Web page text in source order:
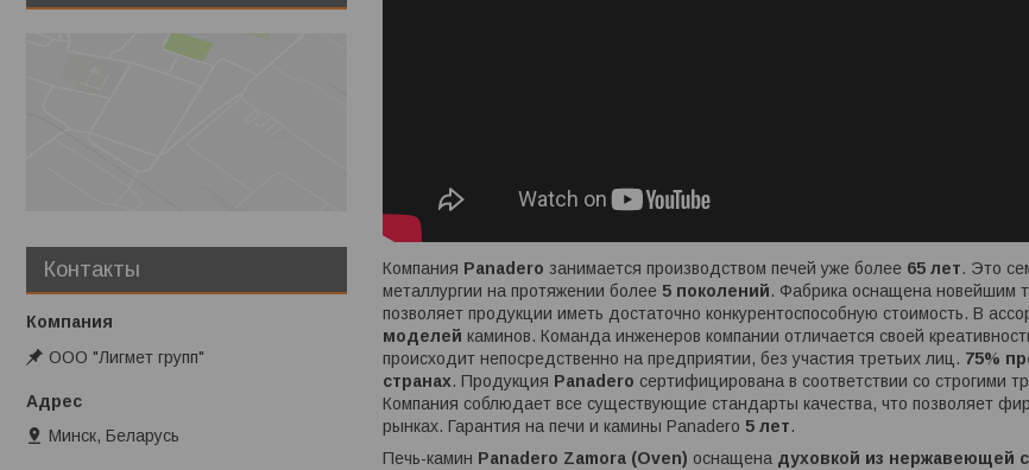
Компания Panadero занимается производством печей уже более 65 лет. Это
металлургии на протяжении более 5 поколений. Фабрика оснащена новейшим
позволяет продукции иметь достаточно конкурентоспособную стоимость. В
моделей каминов. Команда инженеров компании отличается своей
происходит непосредственно на предприятии, без участия третьих лиц. 75%
странах. Продукция Panadero сертифицирована в соответствии со строгими
Компания соблюдает все существующие стандарты качества, что позволяет
рынках. Гарантия на печи и камины Panadero 5 лет.
Печь-камин Panadero Zamora (Oven) оснащена духовкой из нержавеющей
Контакты
ООО "Лигмет групп"
Минск, Беларусь